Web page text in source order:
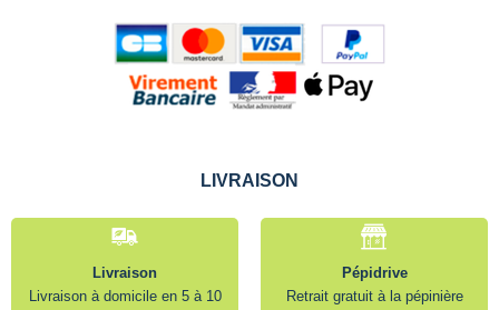
LIVRAISON
Livraison
Livraison à domicile en 5 à 10
Pépidrive
Retrait gratuit à la pépinière